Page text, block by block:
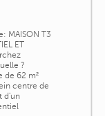
MAISON T3
ET
?
de 62 m²
centre de
d'un